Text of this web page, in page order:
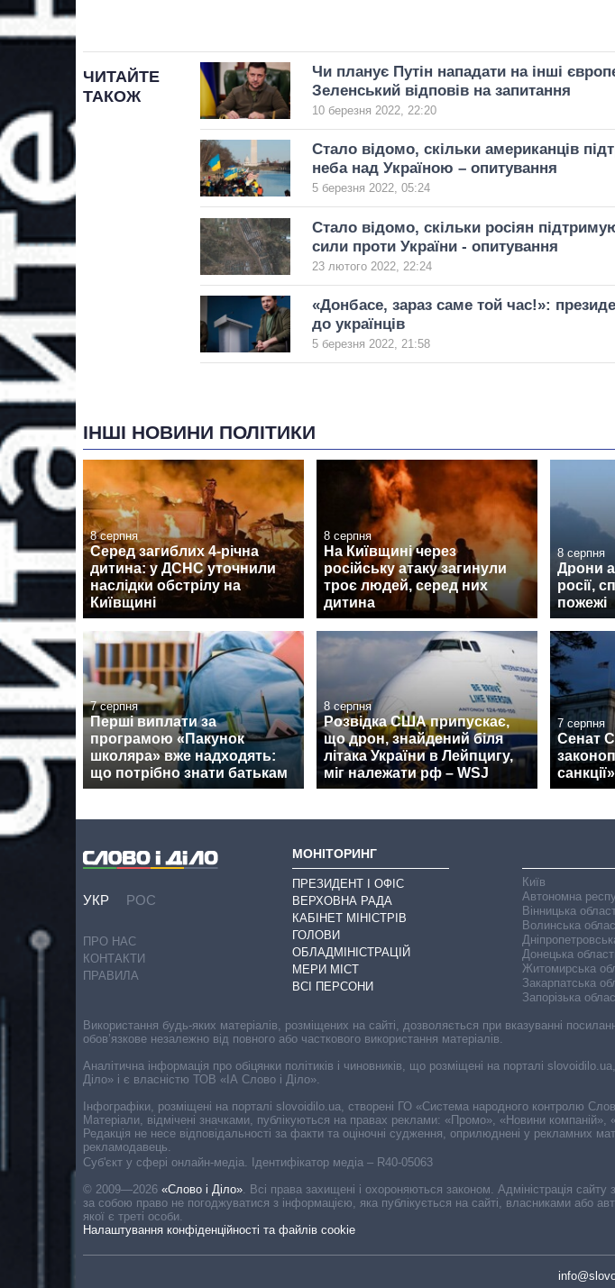
ЧИТАЙТЕ
ТАКОЖ
Чи планує Путін нападати на інші
Зеленський відповів на запитання
10 березня 2022, 22:20
Стало відомо, скільки американців
неба над Україною – опитування
5 березня 2022, 05:24
Стало відомо, скільки росіян
сили проти України - опитування
23 лютого 2022, 22:24
«Донбасе, зараз саме той час!»:
до українців
5 березня 2022, 21:58
ІНШІ НОВИНИ ПОЛІТИКИ
8 серпня
Серед загиблих 4-річна
дитина: у ДСНС уточнили
наслідки обстрілу на
Київщині
8 серпня
На Київщині через
російську атаку загинули
троє людей, серед них
дитина
8 серпня
Дрони
росії,
пожежі
7 серпня
Перші виплати за
програмою «Пакунок
школяра» вже надходять:
що потрібно знати батькам
8 серпня
Розвідка США припускає,
що дрон, знайдений біля
літака України в Лейпцигу,
міг належати рф – WSJ
7 серпня
Сенат
УКР РОС
ПРО НАС
КОНТАКТИ
ПРАВИЛА
МОНІТОРИНГ
ПРЕЗИДЕНТ І ОФІС
ВЕРХОВНА РАДА
КАБІНЕТ МІНІСТРІВ
ГОЛОВИ
ОБЛАДМІНІСТРАЦІЙ
МЕРИ МІСТ
ВСІ ПЕРСОНИ
Київ
Автономна
Вінницька
Волинська
Донецька
Житомирська
Закарпатська
Запорізька
Cуб'єкт у сфері онлайн-медіа. Ідентифікатор медіа – R40-05063
© 2009—2026 «Слово і Діло». Всі права захищені і охороняються законом. Адміністрація сайту
за собою право не погоджуватися з інформацією, яка публікується на сайті, власниками або
якої є треті особи.
Налаштування конфіденційності та файлів cookie
Використання будь-яких матеріалів, розміщених на сайті, дозволяється при вказуванні
обов’язкове незалежно від повного або часткового використання матеріалів.
Аналітична інформація про обіцянки політиків і чиновників, що розміщені на порталі
Діло» і є власністю ТОВ «ІА Слово і Діло».
Інфографіки, розміщені на порталі slovoidilo.ua, створені ГО «Система народного контролю
Матеріали, відмічені значками, публікуються на правах реклами: «Промо», «Новини
Редакція не несе відповідальності за факти та оціночні судження, оприлюднені у рекламних
рекламодавець.